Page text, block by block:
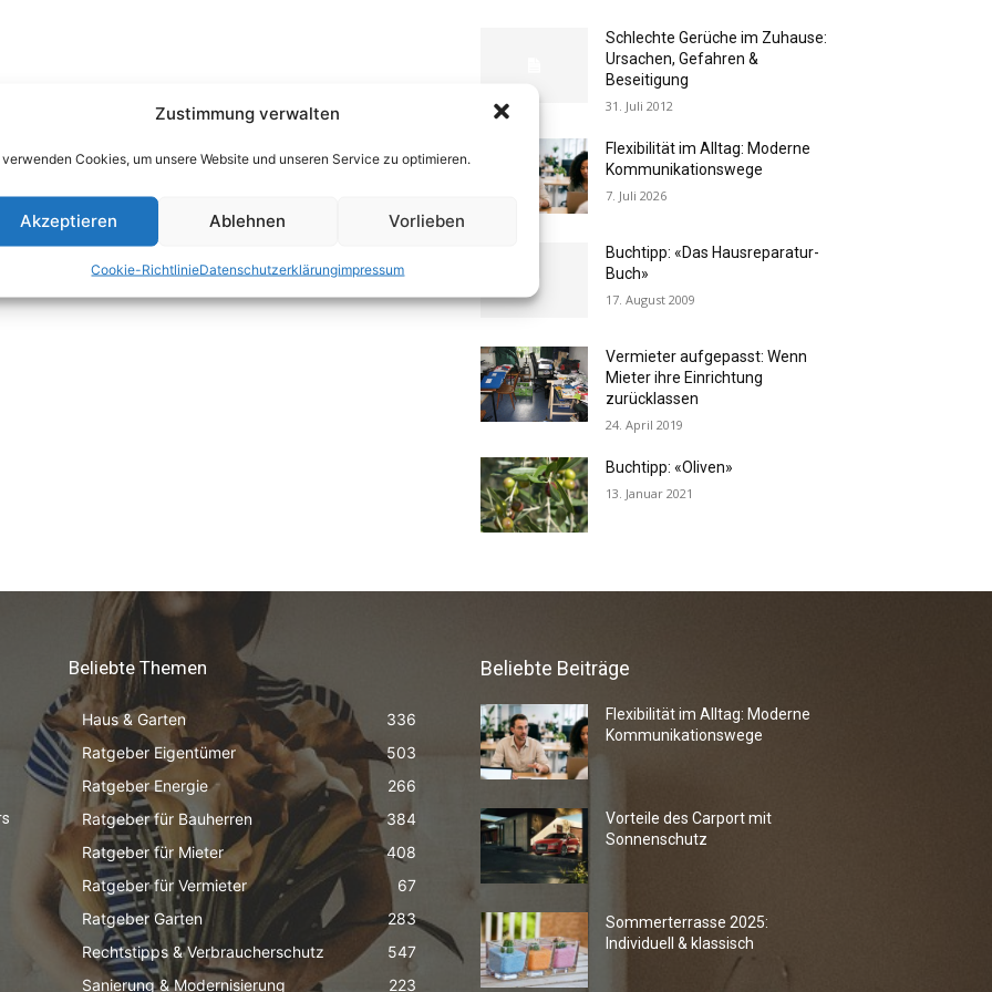
Zustimmung verwalten
verwenden Cookies, um unsere Website und unseren Service zu optimieren.
Akzeptieren Ablehnen Vorlieben
Cookie-RichtlinieDatenschutzerklärungimpressum
Schlechte Gerüche im Zuhause:
Ursachen, Gefahren &
Beseitigung
31. Juli 2012
Flexibilität im Alltag: Moderne
Kommunikationswege
7. Juli 2026
Buchtipp: «Das Hausreparatur-
Buch»
17. August 2009
Vermieter aufgepasst: Wenn
Mieter ihre Einrichtung
zurücklassen
24. April 2019
Buchtipp: «Oliven»
13. Januar 2021
Beliebte Themen
Haus & Garten
336
Ratgeber Eigentümer
503
Ratgeber Energie
266
Ratgeber für Bauherren
384
Ratgeber für Mieter
408
Ratgeber für Vermieter
67
Ratgeber Garten
283
Rechtstipps & Verbraucherschutz
547
Sanierung & Modernisierung
223
Beliebte Beiträge
Flexibilität im Alltag: Moderne
Kommunikationswege
Vorteile des Carport mit
Sonnenschutz
Sommerterrasse 2025:
Individuell & klassisch